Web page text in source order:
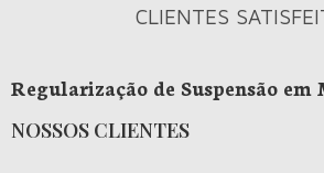
CLIENTES
Regularização de Suspensão em
NOSSOS CLIENTES